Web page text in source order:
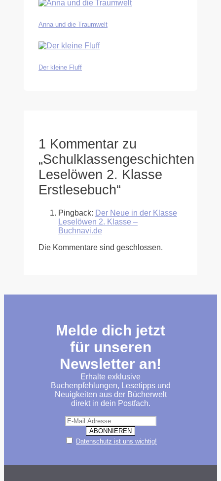
Anna und die Traumwelt
Der kleine Fluff
1 Kommentar zu
„Schulklassengeschichten
Leselöwen 2. Klasse
Erstlesebuch“
Pingback: Der Neue in der Klasse
Leselöwen 2. Klasse –
Buchnavi.de
Die Kommentare sind geschlossen.
Melde dich jetzt
für unseren
Newsletter an!
Erhalte exklusive
Buchenpfehlungen, Lesetipps und
Neuigkeiten aus der Bücherwelt
direkt in dein Postfach.
Datenschutz ist uns wichtig!